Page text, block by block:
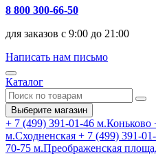
8 800 300-66-50
для заказов с 9:00 до 21:00
Написать нам письмо
Каталог
Выберите магазин
+ 7 (499) 391-01-46 м.Коньково
м.Сходненская + 7 (499) 391-
70-75 м.Преображенская